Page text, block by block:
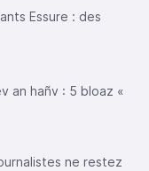
Essure : des
an hañv : 5 bloaz «
ne restez